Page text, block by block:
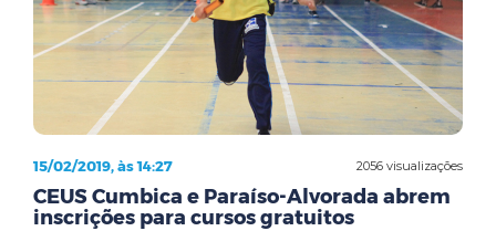
2056 visualizações
15/02/2019, às 14:27
CEUS Cumbica e Paraíso-Alvorada abrem
inscrições para cursos gratuitos